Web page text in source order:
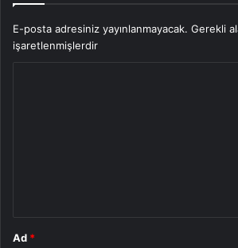
E-posta adresiniz yayınlanmayacak. Gerekli
işaretlenmişlerdir
Ad *